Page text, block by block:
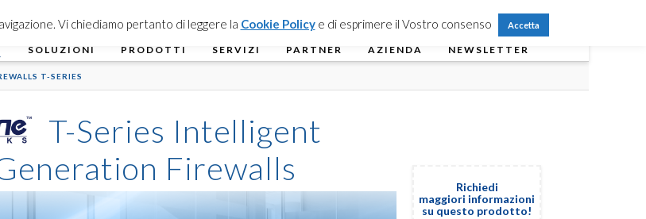
Contattaci
SOLUZIONI PRODOTTI SERVIZI PARTNER AZIENDA NEWSLETTER
T-SERIES
T-Series Intelligent
Firewalls
Richiedi
maggiori informazioni
su questo prodotto!
Vi chiediamo pertanto di leggere la Cookie Policye di esprimere il Vostro consenso Accetta